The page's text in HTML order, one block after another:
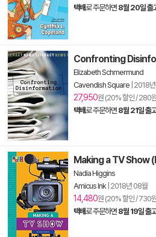
택배로 주문하면 8월 20일 출
Confronting
Elizabeth Schmermund
Cavendish Square 2018
27,950원 (20% 할인 / 280
택배로 주문하면 8월 21일 출
Making a TV Show
Nadia Higgins
Amicus Ink| 2018년 08월
14,480원 (20% 할인 / 730
택배로 주문하면 8월 19일 출